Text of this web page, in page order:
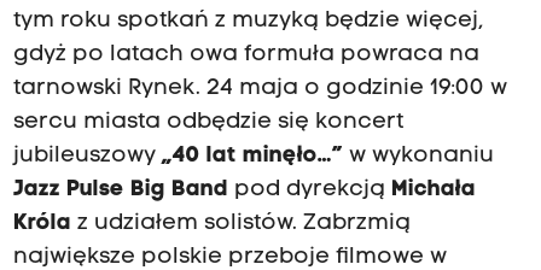
tym roku spotkań z muzyką będzie więcej,
gdyż po latach owa formuła powraca na
tarnowski Rynek. 24 maja o godzinie 19:00 w
sercu miasta odbędzie się koncert
jubileuszowy „40 lat minęło…” w wykonaniu
Jazz Pulse Big Band pod dyrekcją Michała
Króla z udziałem solistów. Zabrzmią
największe polskie przeboje filmowe w